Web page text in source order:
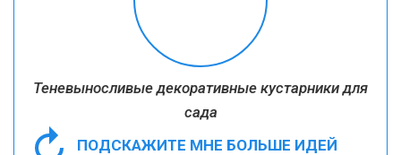
Теневыносливые декоративные кустарники для
сада
ПОДСКАЖИТЕ МНЕ БОЛЬШЕ ИДЕЙ